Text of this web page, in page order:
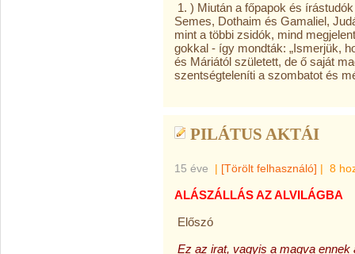
1. ) Miután a főpapok és
Semes, Dothaim és Gamaliel,
mint a többi zsidók, mind
gokkal - így mondták: „Ismerjük,
és Máriától született, de ő saját
szentségteleníti a szombatot és
PILÁTUS AKTÁI
15 éve | [Törölt felhasználó] | 8
ALÁSZÁLLÁS AZ ALVILÁGBA
Előszó
Ez az irat, vagyis a magva